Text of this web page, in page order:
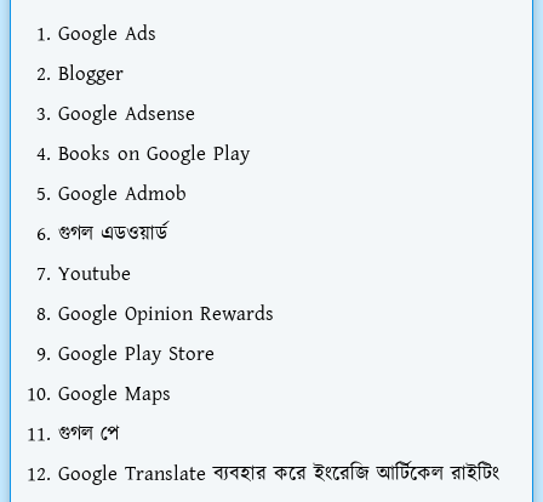
Google Ads
Blogger
Google Adsense
Books on Google Play
Google Admob
গুগল এডওয়ার্ড
Youtube
Google Opinion Rewards
Google Play Store
Google Maps
গুগল পে
Google Translate ব্যবহার করে ইংরেজি আর্টিকেল রাইটিং